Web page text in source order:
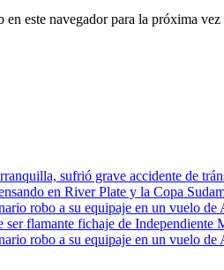
este navegador para la próxima vez
sufrió grave accidente de
en River Plate y la Copa
robo a su equipaje en un vuelo
ser flamante fichaje de
robo a su equipaje en un vuelo